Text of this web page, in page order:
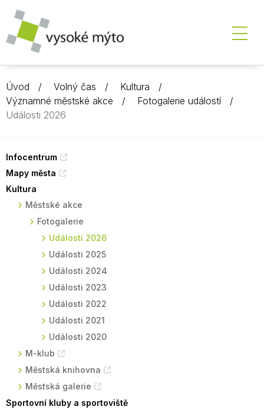
Úvod Volný čas
Kultura
Významné městské akce
Fotogalerie událostí
Události 2026
Infocentrum
Mapy města
Kultura
Městské akce
Fotogalerie
Události 2026
Události 2025
Události 2024
Události 2023
Události 2022
Události 2021
Události 2020
M-klub
Městská knihovna
Městská galerie
Sportovní kluby a sportoviště